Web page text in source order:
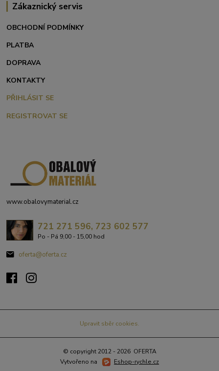
Zákaznický servis
OBCHODNÍ PODMÍNKY
PLATBA
DOPRAVA
KONTAKTY
PŘIHLÁSIT SE
REGISTROVAT SE
www.obalovymaterial.cz
721 271 596, 723 602 577
Po - Pá 9,00 - 15,00 hod
oferta@oferta.cz
Upravit sběr cookies.
© copyright 2012 - 2026 OFERTA
Vytvořeno na
Eshop-rychle.cz